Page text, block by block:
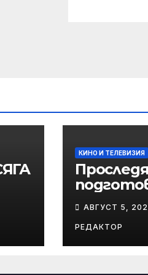
КИНО И ТЕЛЕВИЗИЯ
в HBO
АВГУСТ 5,
РЕДАКТОР